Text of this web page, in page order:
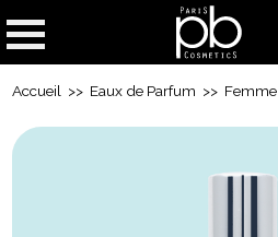
Accueil >> Eaux de Parfum >> Femme